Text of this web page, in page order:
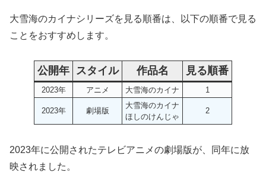
大雪海のカイナシリーズを見る順番は、以下の順番で見る
ことをおすすめします。
公開年 スタイル 作品名 見る順番
2023年 アニメ 大雪海のカイナ 1
2023年 劇場版
大雪海のカイナ
ほしのけんじゃ
2
2023年に公開されたテレビアニメの劇場版が、同年に放
映されました。